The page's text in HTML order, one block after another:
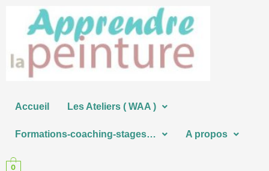
contenu
Accueil Les Ateliers ( WAA )
Formations-coaching-stages… A propos
0